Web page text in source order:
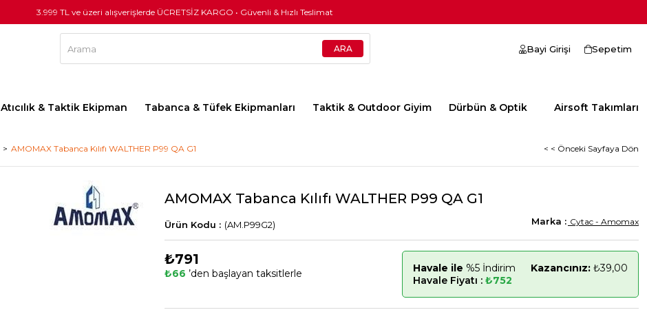
3.999 TL ve üzeri alışverişlerde ÜCRETSİZ KARGO • Güvenli & Hızlı Teslimat
Atıcılık & Taktik Ekipman Tabanca & Tüfek Ekipmanları Taktik & Outdoor Giyim Dürbün & Optik Airsoft Takımları
Sepetim
Bayi Girişi
AMOMAX Tabanca Kılıfı WALTHER P99 QA G1 < < Önceki Sayfaya Dön
AMOMAX Tabanca Kılıfı WALTHER P99 QA G1
(AM.P99G2) Cytac - Amomax
₺791
₺66 ’den başlayan taksitlerle Havale ile %5 İndirim Kazancınız: ₺39,00
Havale Fiyatı : ₺752